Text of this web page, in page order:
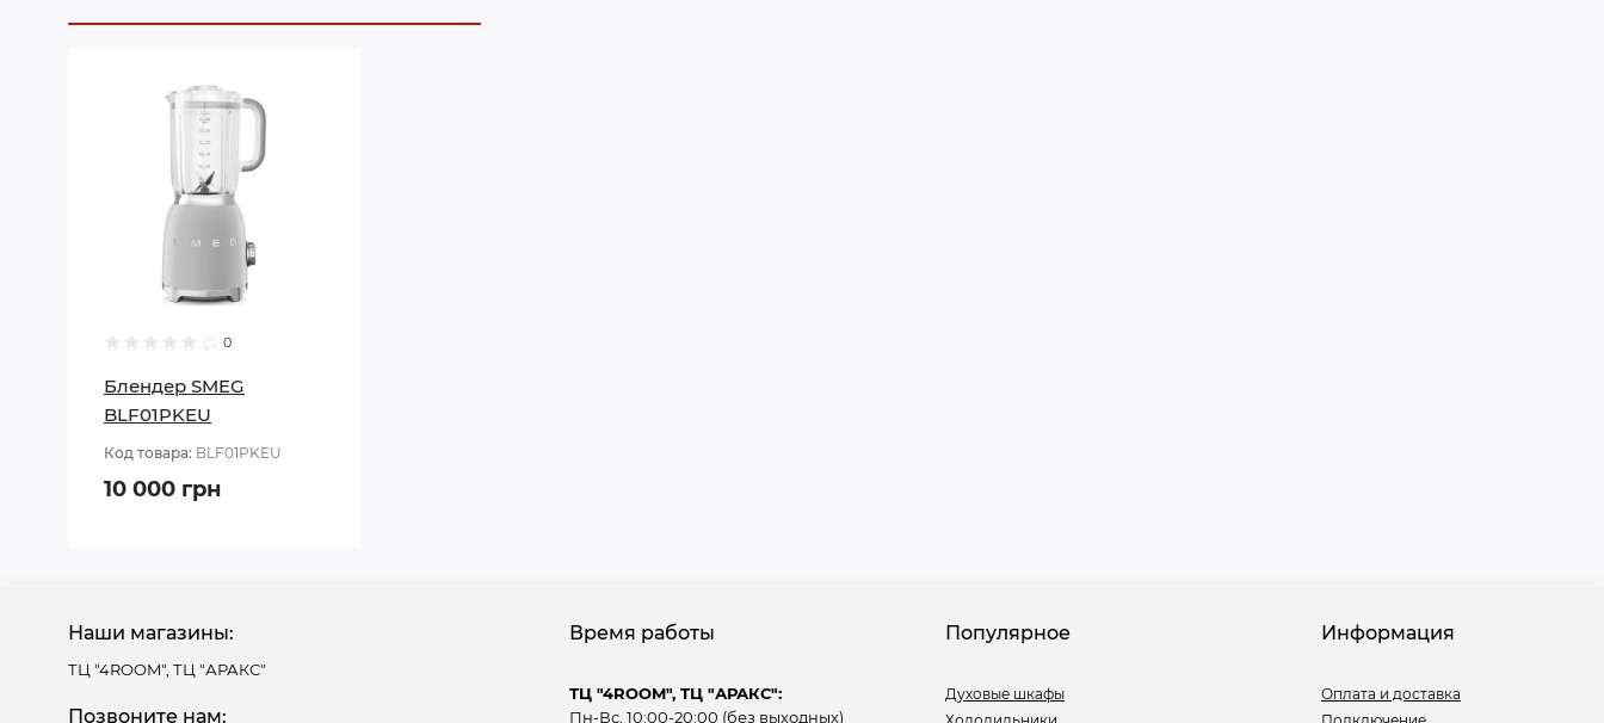
0
Блендер SMEG
BLF01PKEU
Код товара: BLF01PKEU
10 000 грн
Наши магазины:
ТЦ "4ROOM", ТЦ "АРАКС"
Позвоните нам:
Время работы
ТЦ "4ROOM", ТЦ "АРАКС":
Пн-Вс, 10:00-20:00 (без выходных)
Популярное
Духовые шкафы
Информация
Оплата и доставка